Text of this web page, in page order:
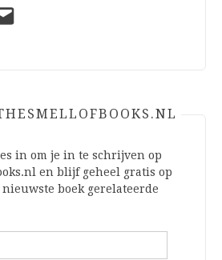
in om je in te schrijven op
en blijf geheel gratis op
boek gerelateerde